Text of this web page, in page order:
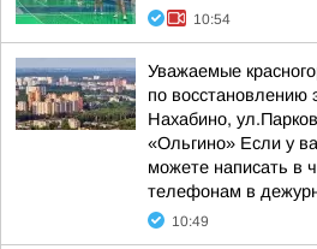
10:54
Уважаемые
по восстановлению
Нахабино,
«Ольгино» Если у
можете написать в
телефонам в
10:49